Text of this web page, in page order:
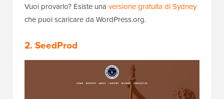
Vuoi provarlo? Esiste una versione gratuita di Sydney
che puoi scaricare da WordPress.org.
2. SeedProd